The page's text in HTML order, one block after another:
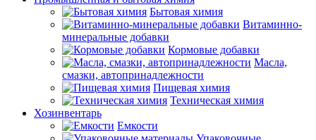
Бытовая химия
Витаминно-
минеральные добавки
Кормовые добавки
Масла,
смазки, автопринадлежности
Пищевая химия
Техническая химия
Хозинвентарь
Емкости